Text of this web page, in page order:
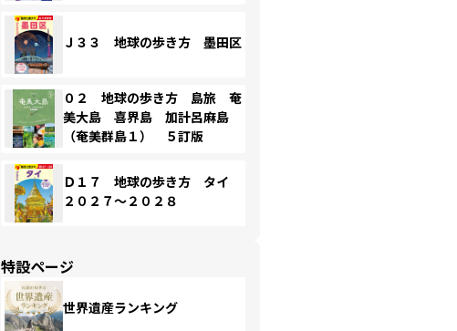
Ｊ３３ 地球の歩き方 墨田区
０２ 地球の歩き方 島旅 奄
美大島 喜界島 加計呂麻島
（奄美群島１） ５訂版
Ｄ１７ 地球の歩き方 タイ
２０２７～２０２８
特設ページ
世界遺産ランキング